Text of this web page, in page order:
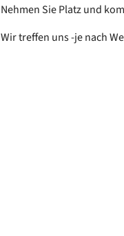
Nehmen Sie Platz und
Wir treffen uns -je nach